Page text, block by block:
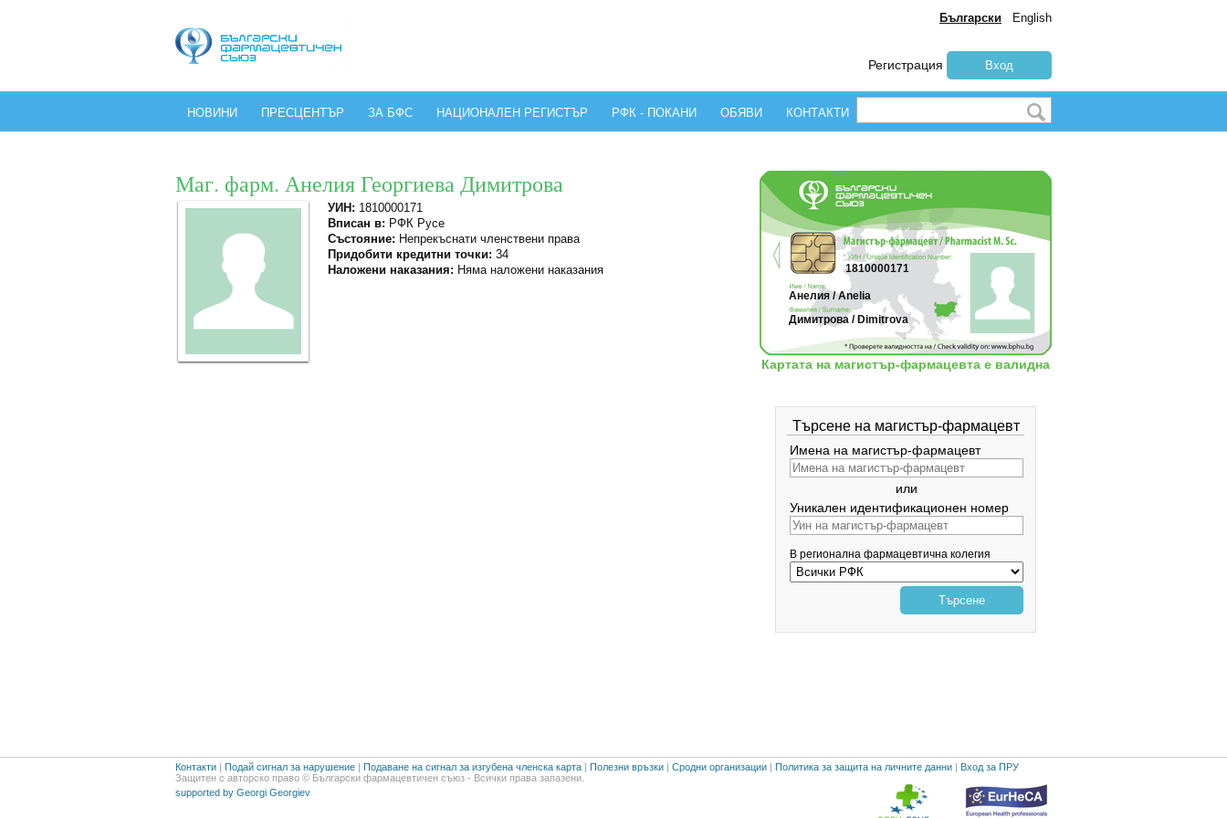
Български English
Регистрация Вход
НОВИНИ ПРЕСЦЕНТЪР ЗА БФС НАЦИОНАЛЕН РЕГИСТЪР РФК - ПОКАНИ ОБЯВИ КОНТАКТИ
Маг. фарм. Анелия Георгиева Димитрова
УИН: 1810000171
Вписан в: РФК Русе
Състояние: Непрекъснати членствени права
Придобити кредитни точки: 34
Наложени наказания: Няма наложени наказания 1810000171
Анелия / Anelia
Димитрова / Dimitrova
Картата на магистър-фармацевта е валидна
Търсене на магистър-фармацевт
Имена на магистър-фармацевт
или
Уникален идентификационен номер
В регионална фармацевтична колегия
Търсене
Контакти | Подай сигнал за нарушение | Подаване на сигнал за изгубена членска карта | Полезни връзки | Сродни организации | Политика за защита на личните данни | Вход за ПРУ
Защитен с авторско право © Български фармацевтичен съюз - Всички права запазени.
supported by Georgi Georgiev